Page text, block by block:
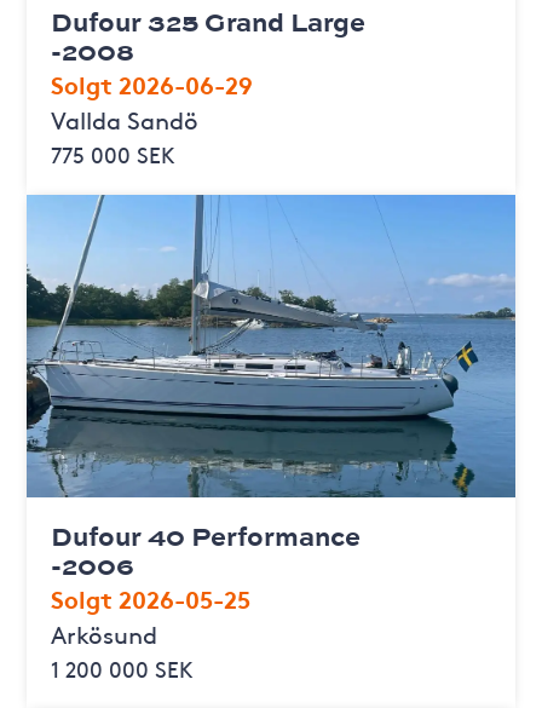
Dufour 325 Grand Large
-2008
Solgt 2026-06-29
Vallda Sandö
775 000 SEK
Dufour 40 Performance
-2006
Solgt 2026-05-25
Arkösund
1 200 000 SEK